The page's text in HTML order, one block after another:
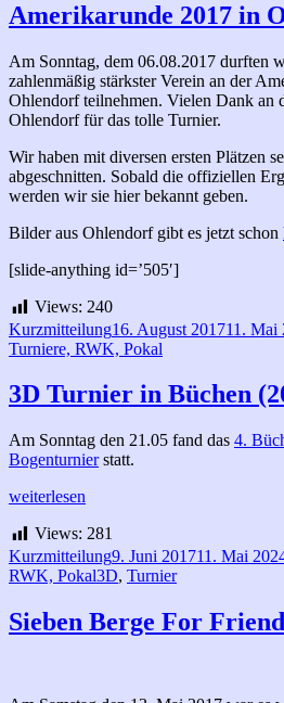
Amerikarunde 2017 in
Am Sonntag, dem 06.08.2017 durften
zahlenmäßig stärkster Verein an der
Ohlendorf teilnehmen. Vielen Dank an
Ohlendorf für das tolle Turnier.
Wir haben mit diversen ersten Plätzen
abgeschnitten. Sobald die offiziellen
werden wir sie hier bekannt geben.
Bilder aus Ohlendorf gibt es jetzt schon
[slide-anything id=’505′]
Views: 240
Format
KurzmitteilungVeröffentlicht
am
16. August 201711. Mai
Turniere, RWK, Pokal
3D Turnier in Büchen
Am Sonntag den 21.05 fand das 4.
Bogenturnierstatt.
3D
in
Büchen
(2017)
weiterlesen
Views: 281
Format
KurzmitteilungVeröffentlicht
am
9. Juni 201711. Mai
RWK, PokalSchlagwörter
3D, Turnier
Sieben Berge For